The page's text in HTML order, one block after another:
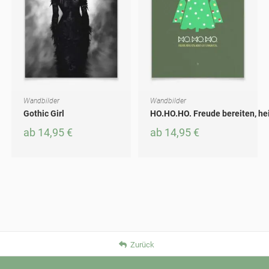
AUSFÜHRUNG WÄHLEN
Wandbilder
Gothic Girl
ab 14,95 €
AUSFÜHRUNG WÄHLEN
Wandbilder
HO.HO.HO. Freude bereiten,
ab 14,95 €
Zurück